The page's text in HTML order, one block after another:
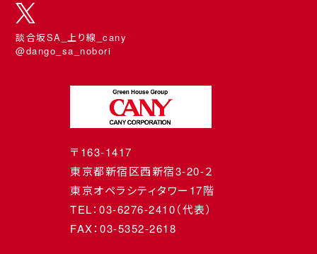
〒163-1417
東京都新宿区西新宿3-20-２
東京オペラシティタワー17階
TEL：03-6276-2410（代表）
FAX：03-5352-2618
談合坂SA_上り線_cany
@dango_sa_nobori